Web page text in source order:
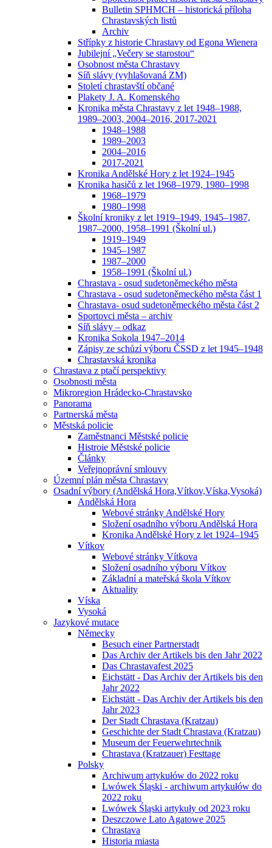
Bulletin SPHMCH – historická příloha
Chrastavských listů
Archiv
Střípky z historie Chrastavy od Egona Wienera
Jubilejní „Večery se starostou“
Osobnost města Chrastavy
Síň slávy (vyhlašovaná ZM)
Století chrastavští občané
Plakety J. A. Komenského
Kronika města Chrastavy z let 1948–1988,
1989–2003, 2004–2016, 2017-2021
1948–1988
1989–2003
2004–2016
2017-2021
Kronika Andělské Hory z let 1924–1945
Kronika hasičů z let 1968–1979, 1980–1998
1968–1979
1980–1998
Školní kroniky z let 1919–1949, 1945–1987,
1987–2000, 1958–1991 (Školní ul.)
1919–1949
1945–1987
1987–2000
1958–1991 (Školní ul.)
Chrastava - osud sudetoněmeckého města
Chrastava - osud sudetoněmeckého města část 1
Chrastava- osud sudetoněmeckého města část 2
Sportovci města – archiv
Síň slávy – odkaz
Kronika Sokola 1947–2014
Zápisy ze schůzí výboru ČSSD z let 1945–1948
Chrastavská kronika
Chrastava z ptačí perspektivy
Osobnosti města
Mikroregion Hrádecko-Chrastavsko
Panorama
Partnerská města
Městská policie
Zaměstnanci Městské policie
Histroie Městské policie
Články
Veřejnoprávní smlouvy
Územní plán města Chrastavy
Osadní výbory (Andělská Hora,Vítkov,Víska,Vysoká)
Andělská Hora
Webové stránky Andělské Hory
Složení osadního výboru Andělská Hora
Kronika Andělské Hory z let 1924–1945
Vítkov
Webové stránky Vítkova
Složení osadního výboru Vítkov
Základní a mateřská škola Vítkov
Aktuality
Víska
Vysoká
Jazykové mutace
Německy
Besuch einer Partnerstadt
Das Archiv der Artikels bis den Jahr 2022
Das Chrastavafest 2025
Eichstätt - Das Archiv der Artikels bis den
Jahr 2022
Eichstätt - Das Archiv der Artikels bis den
Jahr 2023
Der Stadt Chrastava (Kratzau)
Geschichte der Stadt Chrastava (Kratzau)
Museum der Feuerwehrtechnik
Chrastava (Kratzauer) Festtage
Polsky
Archiwum artykułów do 2022 roku
Lwówek Śląski - archiwum artykułów do
2022 roku
Lwówek Śląski artykuły od 2023 roku
Deszczowe Lato Agatowe 2025
Chrastava
Historia miasta